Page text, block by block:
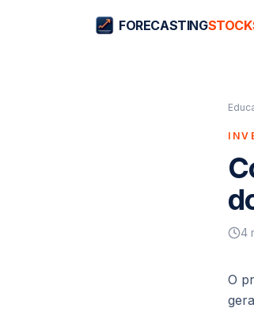
FORECASTING
4
O